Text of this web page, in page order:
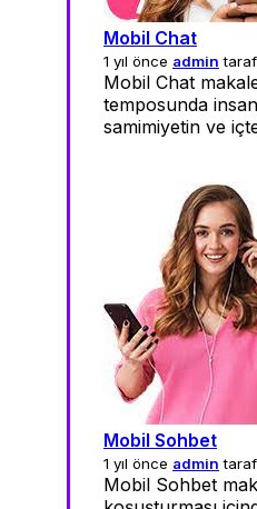
Mobil Chat
1 yıl önce admin
Mobil Chat
temposunda
samimiyetin ve
Mobil Sohbet
1 yıl önce admin
Mobil Sohbet